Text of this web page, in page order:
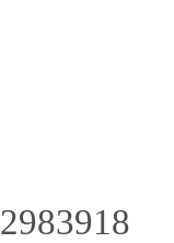
83918